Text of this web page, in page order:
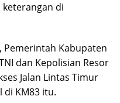
keterangan di
Pemerintah Kabupaten
dan Kepolisian Resor
Jalan Lintas Timur
di KM83 itu.